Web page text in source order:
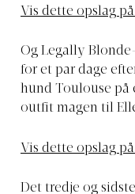
Vis dette opslag
Og Legally
for et par dage
hund Toulouse
outfit magen til
Vis dette opslag
Det tredje og